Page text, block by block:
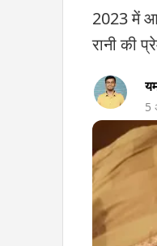
2023 में
रानी की
5